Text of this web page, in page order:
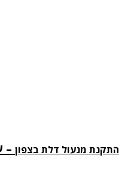
מנעול דלת בצפון–